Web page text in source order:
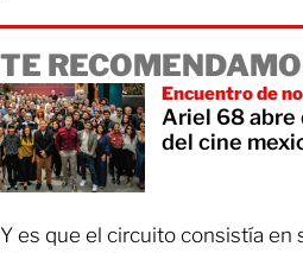
TE
Encuentro de
Ariel 68 abre
del cine
Y es que el circuito consistía en